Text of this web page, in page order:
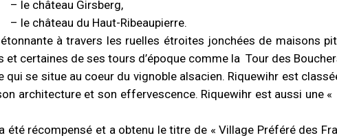
– le château Girsberg,
– le château du Haut-Ribeaupierre.
à travers les ruelles étroites jonchées de maisons
et certaines de ses tours d’époque comme la Tour des
qui se situe au coeur du vignoble alsacien. Riquewihr est
architecture et son effervescence. Riquewihr est aussi une «
a été récompensé et a obtenu le titre de « Village Préféré des